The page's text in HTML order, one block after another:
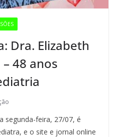
Dra. Elizabeth
48 anos
segunda-feira, 27/07, é
e o site e jornal online